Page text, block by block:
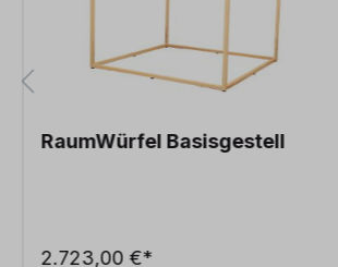
RaumWürfel Basisgestell
2.723,00 €*